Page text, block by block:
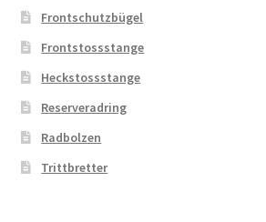
Frontschutzbügel
Frontstossstange
Heckstossstange
Reserveradring
Radbolzen
Trittbretter